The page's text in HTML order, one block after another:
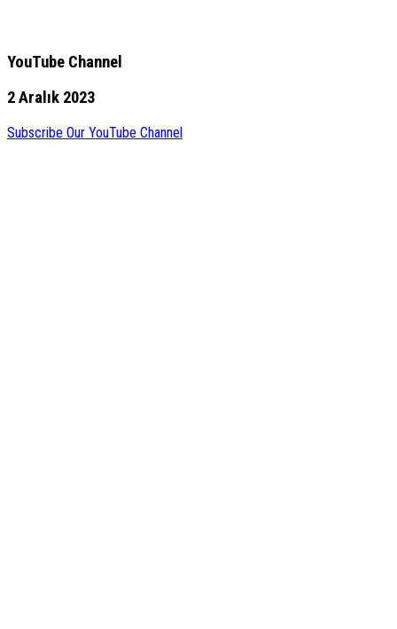
YouTube Channel
2 Aralık 2023
Subscribe Our YouTube Channel